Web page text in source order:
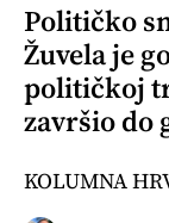
Političko
Žuvela je
političkoj
završio do
KOLUMNA